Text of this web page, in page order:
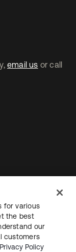
email us or call
Sicherheit
for various
the best
our
customers
Privacy Policy